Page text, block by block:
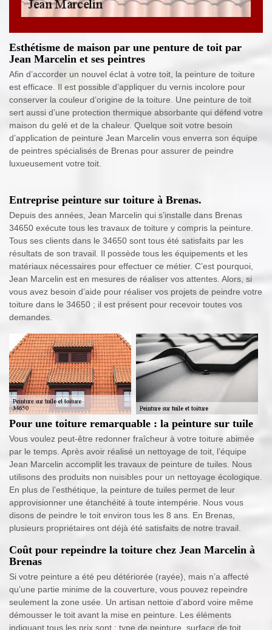
Esthétisme de maison par une penture de toit par
Jean Marcelin et ses peintres
Afin d’accorder un nouvel éclat à votre toit, la peinture de toiture
est efficace. Il est possible d’appliquer du vernis incolore pour
conserver la couleur d’origine de la toiture. Une peinture de toit
sert aussi d’une protection thermique absorbante qui défend votre
maison du gelé et de la chaleur. Quelque soit votre besoin
d’application de peinture Jean Marcelin vous enverra son équipe
de peintres spécialisés de Brenas pour assurer de peindre
luxueusement votre toit.
Entreprise peinture sur toiture à Brenas.
Depuis des années, Jean Marcelin qui s’installe dans Brenas
34650 exécute tous les travaux de toiture y compris la peinture.
Tous ses clients dans le 34650 sont tous été satisfaits par les
résultats de son travail. Il possède tous les équipements et les
matériaux nécessaires pour effectuer ce métier. C’est pourquoi,
Jean Marcelin est en mesures de réaliser vos attentes. Alors, si
vous avez besoin d’aide pour réaliser vos projets de peindre votre
toiture dans le 34650 ; il est présent pour recevoir toutes vos
demandes.
Pour une toiture remarquable : la peinture sur tuile
Vous voulez peut-être redonner fraîcheur à votre toiture abimée
par le temps. Après avoir réalisé un nettoyage de toit, l’équipe
Jean Marcelin accomplit les travaux de peinture de tuiles. Nous
utilisons des produits non nuisibles pour un nettoyage écologique.
En plus de l’esthétique, la peinture de tuiles permet de leur
approvisionner une étanchéité à toute intempérie. Nous vous
disons de peindre le toit environ tous les 8 ans. En Brenas,
plusieurs propriétaires ont déjà été satisfaits de notre travail.
Coût pour repeindre la toiture chez Jean Marcelin à
Brenas
Si votre peinture a été peu détériorée (rayée), mais n’a affecté
qu’une partie minime de la couverture, vous pouvez repeindre
seulement la zone usée. Un artisan nettoie d’abord voire même
démousser le toit avant la mise en peinture. Les éléments
indiquant tous les prix sont : type de peinture, surface de toit